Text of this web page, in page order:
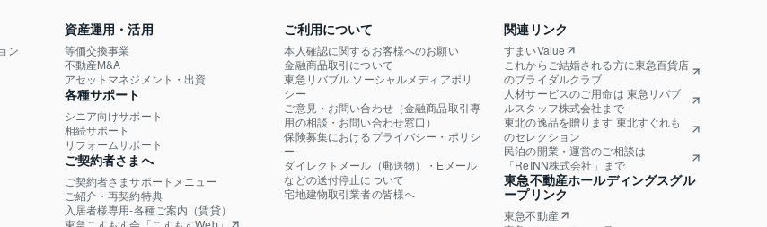
ン
資産運用・活用
等価交換事業
不動産M&A
アセットマネジメント・出資
各種サポート
シニア向けサポート
相続サポート
リフォームサポート
ご契約者さまへ
ご契約者さまサポートメニュー
ご紹介・再契約特典
入居者様専用-各種ご案内（賃貸）
東急こすもす会「こすもすWeb」
ご利用について
本人確認に関するお客様へのお願い
金融商品取引について
東急リバブル ソーシャルメディアポリ
シー
ご意見・お問い合わせ（金融商品取引専
用の相談・お問い合わせ窓口）
保険募集におけるプライバシー・ポリシ
ー
ダイレクトメール（郵送物）・Eメール
などの送付停止について
宅地建物取引業者の皆様へ
関連リンク
すまいValue
これからご結婚される方に東急百貨店
のブライダルクラブ
人材サービスのご用命は 東急リバブ
ルスタッフ株式会社まで
東北の逸品を贈ります 東北すぐれも
のセレクション
民泊の開業・運営のご相談は
「ReINN株式会社」まで
東急不動産ホールディングスグル
ープリンク
東急不動産